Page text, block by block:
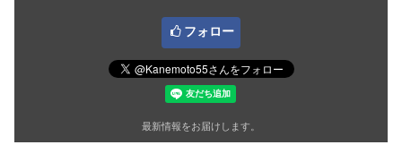
フォロー
最新情報をお届けします。